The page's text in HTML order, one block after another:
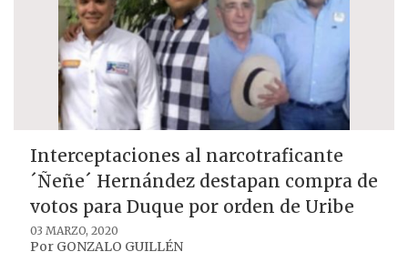
Interceptaciones al narcotraficante
´Ñeñe´ Hernández destapan compra de
votos para Duque por orden de Uribe
03 MARZO, 2020
Por GONZALO GUILLÉN